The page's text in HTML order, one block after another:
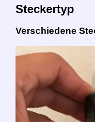
Steckertyp
Verschiedene